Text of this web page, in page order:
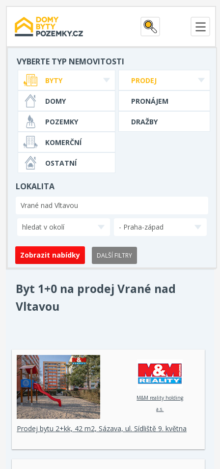
VYBERTE TYP NEMOVITOSTI
PRODEJ
PRONÁJEM
DRAŽBY
BYTY
DOMY
POZEMKY
KOMERČNÍ
OSTATNÍ
LOKALITA
hledat v okolí - Praha-západ
DALŠÍ FILTRY
Byt 1+0 na prodej Vrané nad
Vltavou
M&M reality holding
a.s.
Prodej bytu 2+kk, 42 m2, Sázava, ul. Sídliště 9. května